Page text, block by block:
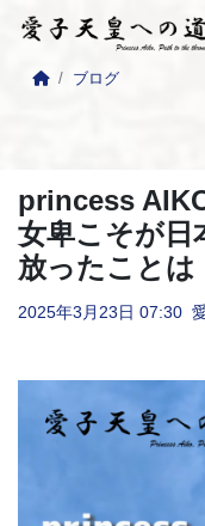
ブログ
princess
女卑こそが日
放ったことは
2025年3月23日 07:30